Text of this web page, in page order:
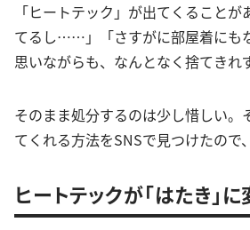
「ヒートテック」が出てくること
てるし……」「さすがに部屋着にも
思いながらも、なんとなく捨てき
そのまま処分するのは少し惜しい。
てくれる方法をSNSで見つけたので
ヒートテックが「はたき」に